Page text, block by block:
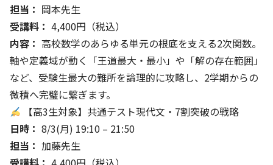
担当： 岡本先生
受講料： 4,400円（税込）
内容： 高校数学のあらゆる単元の根底を支える2次関数。
軸や定義域が動く「王道最大・最小」や「解の存在範囲」
など、受験生最大の難所を論理的に攻略し、2学期からの
微積へ完璧に繋ぎます。
【高3生対象】共通テスト現代文・7割突破の戦略
日時： 8/3(月) 19:10 – 21:50
担当： 加藤先生